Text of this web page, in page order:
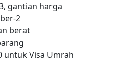
gantian harga
2
berat
untuk Visa Umrah